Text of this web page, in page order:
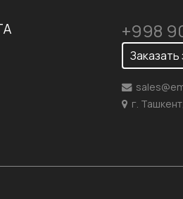
+998
Заказать
г.